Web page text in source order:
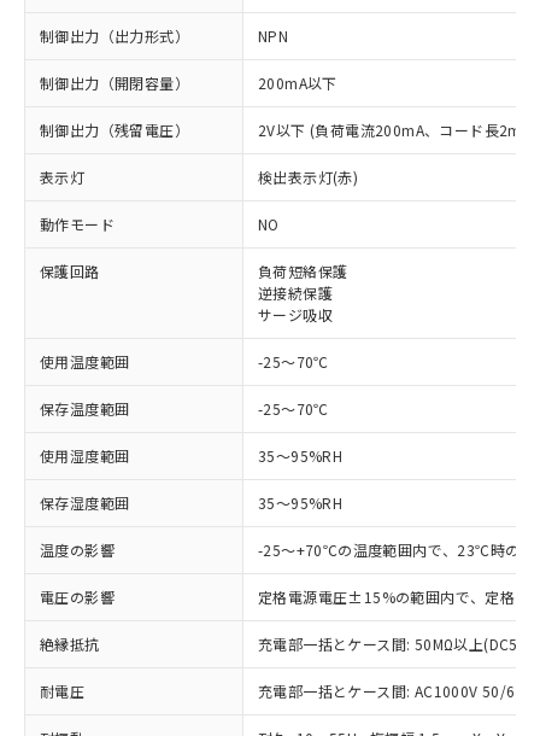
制御出力（出力形式） NPN
制御出力（開閉容量） 200mA以下
制御出力（残留電圧） 2V以下 (負荷電流200mA、コード長2m時
表示灯 検出表示灯(赤)
動作モード NO
保護回路
負荷短絡保護
逆接続保護
サージ吸収
使用温度範囲 -25～70℃
保存温度範囲 -25～70℃
使用湿度範囲 35～95%RH
保存湿度範囲 35～95%RH
温度の影響 -25～+70℃の温度範囲内で、23℃時の
電圧の影響 定格電源電圧±15%の範囲内で、定格電
絶縁抵抗 充電部一括とケース間: 50MΩ以上
耐電圧 充電部一括とケース間: AC1000V 50/
ご利用条件
以下の条件をお読みいただき、同意のうえ
ご利用ください。
本サービスは、当社制御機器事業取扱
商品の当社在庫状況および標準価格
(税抜)を提供させていただくもので
当社制御機器事業取扱商品の中には、
本サービスの対象外となる商品もある
ことをご了承ください。
在庫状況および標準価格照会結果は、
記載している更新日時点での社内デー
タに基づき作成されるものであり、閲
対応済み：EU RoHS指令（10物質）の
非含有に対応した製品が提供可能な商品で
対応予定：EU RoHS指令（10物質）の非含
有に対応した製品に切り替える予定のある
対応予定なし：EU RoHS指令（10物質）の
非含有に非対応の商品で、対応品を出す予
定はありません。
非含有の対応状況を調査中または確認中の
商品です。
非該当品：ライセンス料など無形物で、有
害物質有無と関係のない商品です。
仕入先様の事情により、非含有部品として
いたものが、含有品と判明した場合などや
むを得ず変更することがあります。
*EU RoHS指令（10物質）：
※1 中国RoHS○×表
「○」：最大均質材料含有率が中国RoHSの
基準値以下であることを示します。
基準値を超えていることを示します。
「－」：未確認です。当社販売部門へお問
当社は、これら貴社製品のうち、外国
為替および外国貿易法に定める商品
（以下｢規制貨物等」という）を輸出
または国外への提供する場合は、日本